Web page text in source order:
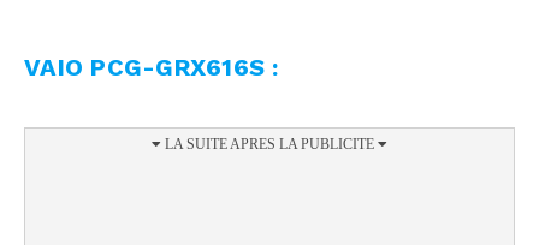
VAIO PCG-GRX616S :